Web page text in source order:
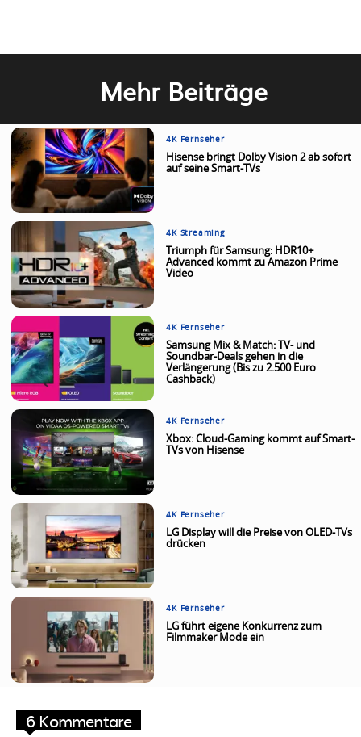
Mehr Beiträge
4K Fernseher
Hisense bringt Dolby Vision 2 ab sofort
auf seine Smart-TVs
4K Streaming
Triumph für Samsung: HDR10+
Advanced kommt zu Amazon Prime
Video
4K Fernseher
Samsung Mix & Match: TV- und
Soundbar-Deals gehen in die
Verlängerung (Bis zu 2.500 Euro
Cashback)
4K Fernseher
Xbox: Cloud-Gaming kommt auf Smart-
TVs von Hisense
4K Fernseher
LG Display will die Preise von OLED-TVs
drücken
4K Fernseher
LG führt eigene Konkurrenz zum
Filmmaker Mode ein
6 Kommentare